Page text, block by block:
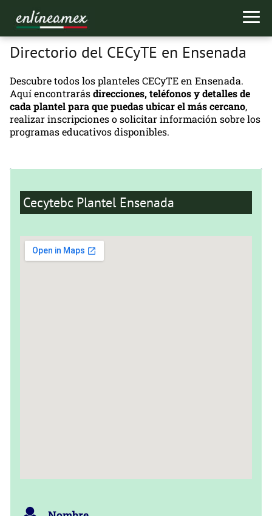
Directorio del CECyTE en Ensenada
Descubre todos los planteles CECyTE en Ensenada.
Aquí encontrarásdirecciones, teléfonos y detalles de
cadaplantel para que puedas ubicar el más cercano,
realizar inscripciones o solicitar información sobre los
programas educativos disponibles.
Cecytebc Plantel Ensenada